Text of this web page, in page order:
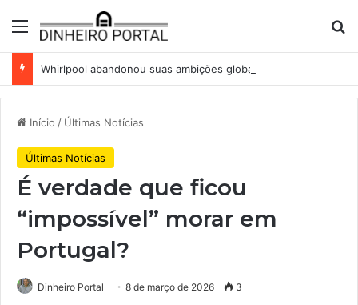
Menu
Início / Últimas Notícias
Últimas Notícias
É verdade que ficou
“impossível” morar em
Portugal?
Dinheiro Portal 8 de março de 2026 3